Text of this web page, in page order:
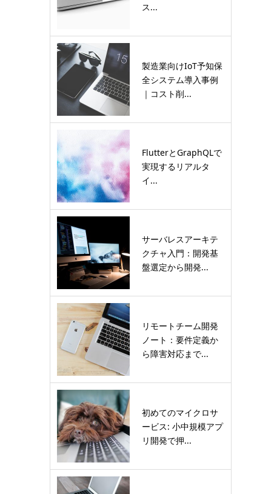
ス...
製造業向けIoT予知保
全システム導入事例
｜コスト削...
FlutterとGraphQLで
実現するリアルタ
イ...
サーバレスアーキテ
クチャ入門：開発基
盤選定から開発...
リモートチーム開発
ノート：要件定義か
ら障害対応まで...
初めてのマイクロサ
ービス: 小中規模アプ
リ開発で押...